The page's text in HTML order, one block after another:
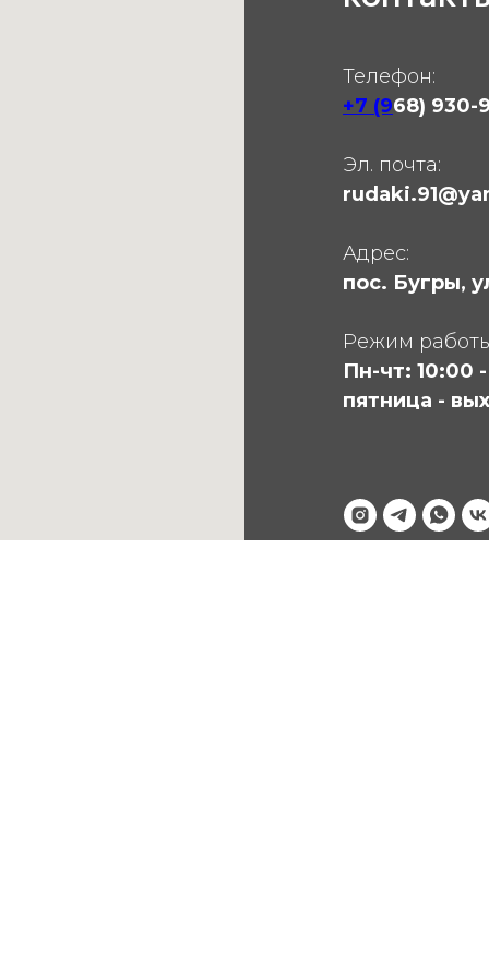
Телефон:
+7 (968) 930-
Эл. почта:
Адрес:
пос. Бугры,
Режим
Пн-чт: 10:00
пятница -